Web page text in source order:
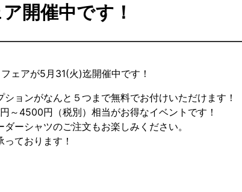
開催中です！
ェアが5月31(火)迄開催中です！
ョンがなんと５つまで無料でお付けいただけます！
～4500円（税別）相当がお得なイベントです！
ーシャツのご注文もお楽しみください。
ております！